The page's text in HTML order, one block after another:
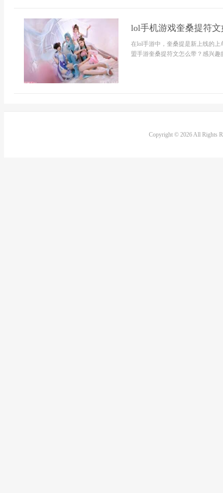
lol手机游戏奎桑提符
在lol手游中，奎桑提是新上线的
盟手游奎桑提符文怎么带？感兴
Copyright © 2026 All Rights